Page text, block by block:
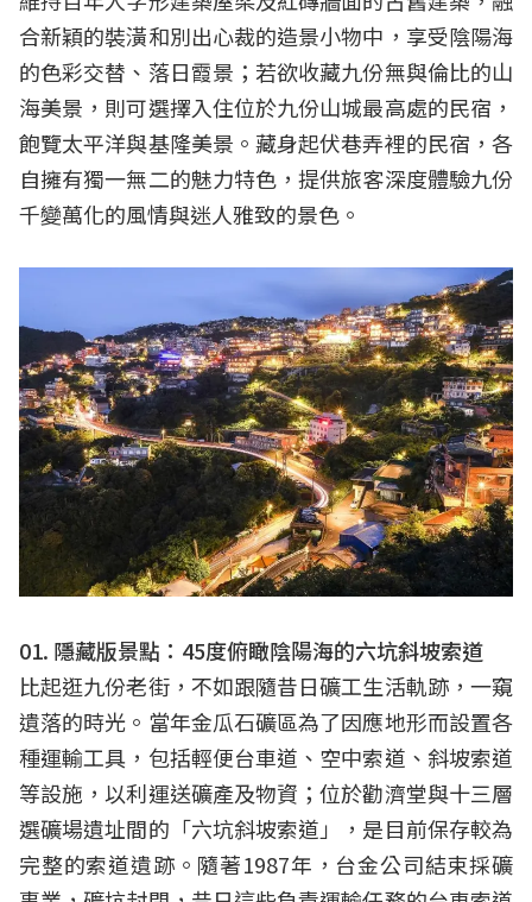
合新穎的裝潢和別出心裁的造景小物中，享受陰陽海
的色彩交替、落日霞景；若欲收藏九份無與倫比的山
海美景，則可選擇入住位於九份山城最高處的民宿，
飽覽太平洋與基隆美景。藏身起伏巷弄裡的民宿，各
自擁有獨一無二的魅力特色，提供旅客深度體驗九份
千變萬化的風情與迷人雅致的景色。
01. 隱藏版景點：45度俯瞰陰陽海的六坑斜坡索道
比起逛九份老街，不如跟隨昔日礦工生活軌跡，一窺
遺落的時光。當年金瓜石礦區為了因應地形而設置各
種運輸工具，包括輕便台車道、空中索道、斜坡索道
等設施，以利運送礦產及物資；位於勸濟堂與十三層
選礦場遺址間的「六坑斜坡索道」，是目前保存較為
完整的索道遺跡。隨著1987年，台金公司結束採礦